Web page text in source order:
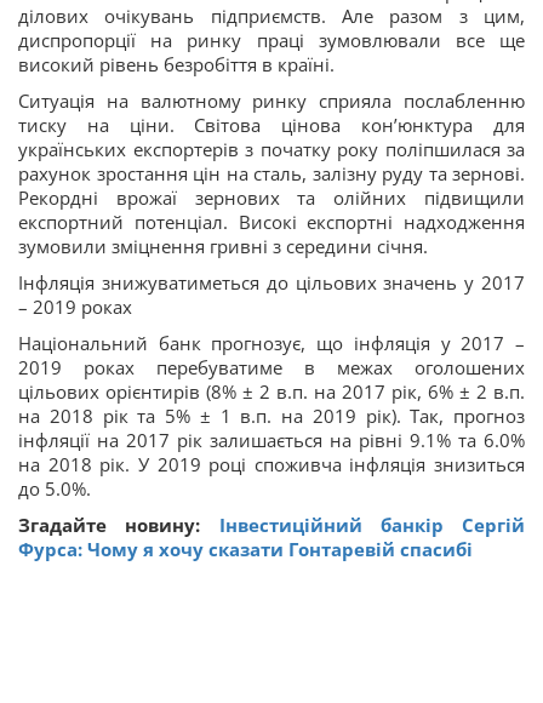
ділових очікувань підприємств. Але разом з цим,
диспропорції на ринку праці зумовлювали все ще
високий рівень безробіття в країні.
Ситуація на валютному ринку сприяла послабленню
тиску на ціни. Світова цінова кон’юнктура для
українських експортерів з початку року поліпшилася за
рахунок зростання цін на сталь, залізну руду та зернові.
Рекордні врожаї зернових та олійних підвищили
експортний потенціал. Високі експортні надходження
зумовили зміцнення гривні з середини січня.
Інфляція знижуватиметься до цільових значень у 2017
– 2019 роках
Національний банк прогнозує, що інфляція у 2017 –
2019 роках перебуватиме в межах оголошених
цільових орієнтирів (8% ± 2 в.п. на 2017 рік, 6% ± 2 в.п.
на 2018 рік та 5% ± 1 в.п. на 2019 рік). Так, прогноз
інфляції на 2017 рік залишається на рівні 9.1% та 6.0%
на 2018 рік. У 2019 році споживча інфляція знизиться
до 5.0%.
Згадайте новину: Інвестиційний банкір Сергій
Фурса: Чому я хочу сказати Гонтаревій спасибі